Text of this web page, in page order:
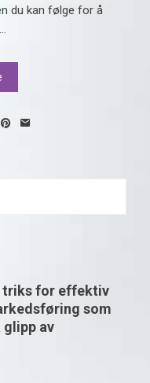
du kan følge for å
triks for effektiv
som
glipp av